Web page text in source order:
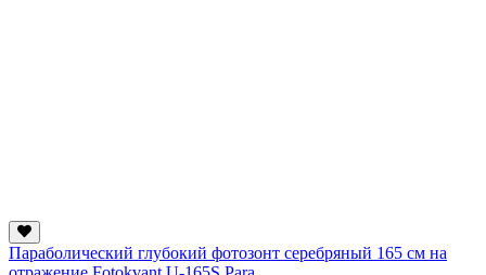
Параболический глубокий фотозонт серебряный 165 см на